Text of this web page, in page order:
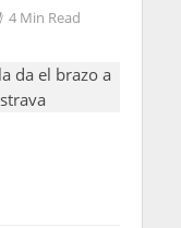
4 Min Read